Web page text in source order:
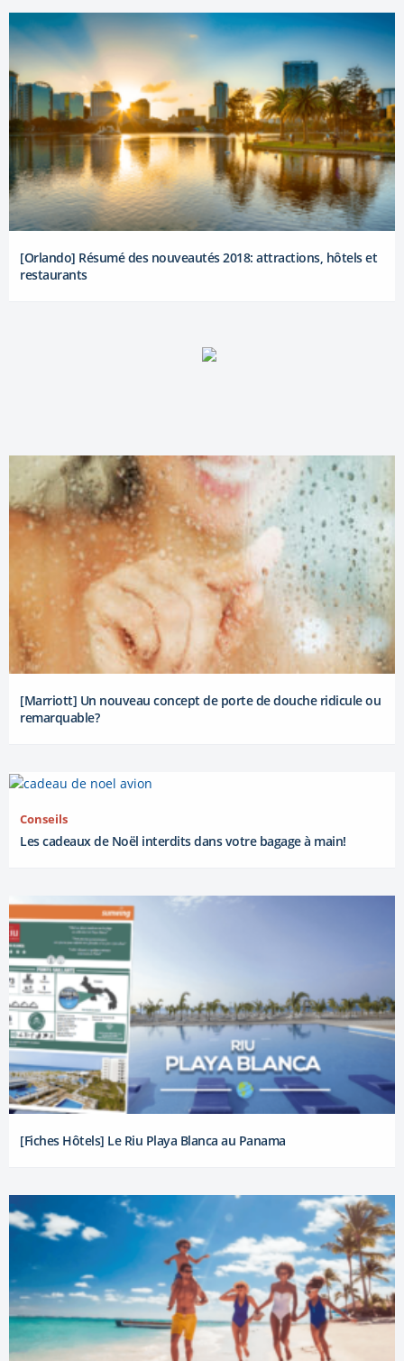
[Orlando] Résumé des nouveautés 2018: attractions, hôtels et
restaurants
[Marriott] Un nouveau concept de porte de douche ridicule ou
remarquable?
Conseils
Les cadeaux de Noël interdits dans votre bagage à main!
[Fiches Hôtels] Le Riu Playa Blanca au Panama